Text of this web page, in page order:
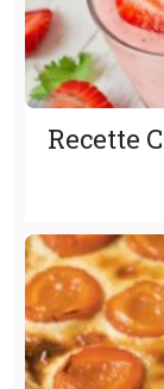
Recette